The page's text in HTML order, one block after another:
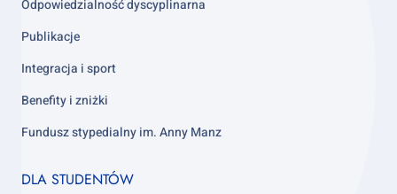
Odpowiedzialność dyscyplinarna
Publikacje
Integracja i sport
Benefity i zniżki
Fundusz stypedialny im. Anny Manz
Footer
DLA STUDENTÓW